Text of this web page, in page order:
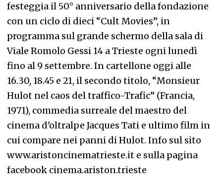
festeggia il 50° anniversario della fondazione
con un ciclo di dieci “Cult Movies”, in
programma sul grande schermo della sala di
Viale Romolo Gessi 14 a Trieste ogni lunedì
fino al 9 settembre. In cartellone oggi alle
16.30, 18.45 e 21, il secondo titolo, “Monsieur
Hulot nel caos del traffico-Trafic” (Francia,
1971), commedia surreale del maestro del
cinema d'oltralpe Jacques Tati e ultimo film in
cui compare nei panni di Hulot. Info sul sito
www.aristoncinematrieste.it e sulla pagina
facebook cinema.ariston.trieste